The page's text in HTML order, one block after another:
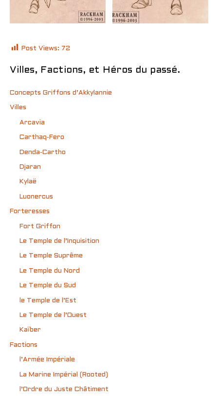
Post Views: 72
Villes, Factions, et Héros du passé.
Concepts Griffons d’Akkylannie
Villes
Arcavia
Carthaq-Fero
Denda-Cartho
Djaran
Kylaë
Luonercus
Forteresses
Fort Griffon
Le Temple de l’Inquisition
Le Temple Suprême
Le Temple du Nord
Le Temple du Sud
le Temple de l’Est
Le Temple de l’Ouest
Kaïber
Factions
l’Armée Impériale
La Marine Impérial (Rooted)
l’Ordre du Juste Châtiment